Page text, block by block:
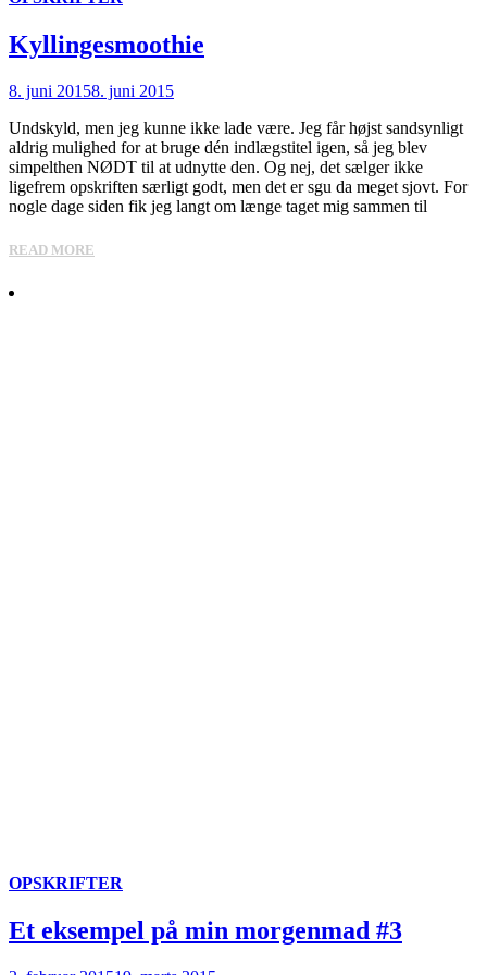
Kyllingesmoothie
8. juni 20158. juni 2015
Undskyld, men jeg kunne ikke lade være. Jeg får højst sandsynligt
aldrig mulighed for at bruge dén indlægstitel igen, så jeg blev
simpelthen NØDT til at udnytte den. Og nej, det sælger ikke
ligefrem opskriften særligt godt, men det er sgu da meget sjovt. For
nogle dage siden fik jeg langt om længe taget mig sammen til
READ MORE
OPSKRIFTER
Et eksempel på min morgenmad #3